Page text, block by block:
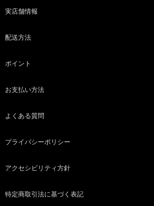
実店舗情報
配送方法
ポイント
お支払い方法
よくある質問
プライバシーポリシー
アクセシビリティ方針
特定商取引法に基づく表記